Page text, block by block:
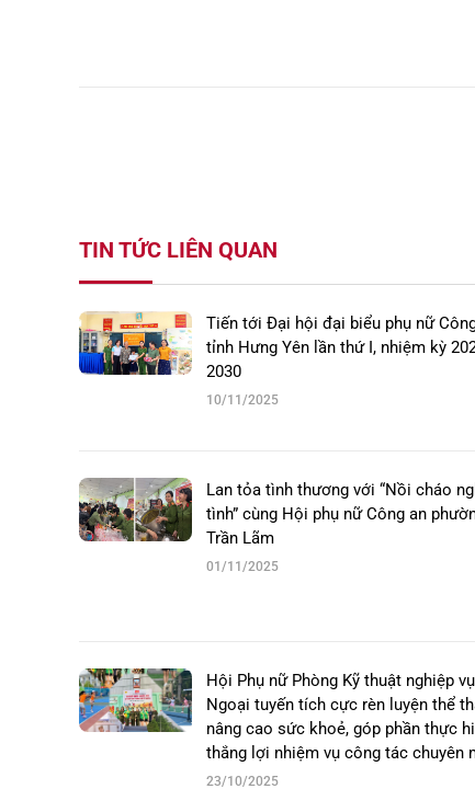
TIN TỨC LIÊN QUAN
Tiến tới Đại hội đại biểu phụ nữ
tỉnh Hưng Yên lần thứ I, nhiệm kỳ
2030
10/11/2025
Lan tỏa tình thương với “Nồi cháo
tình” cùng Hội phụ nữ Công an
Trần Lãm
01/11/2025
Hội Phụ nữ Phòng Kỹ thuật nghiệp
Ngoại tuyến tích cực rèn luyện thể
nâng cao sức khoẻ, góp phần thực
thắng lợi nhiệm vụ công tác chuyên
23/10/2025